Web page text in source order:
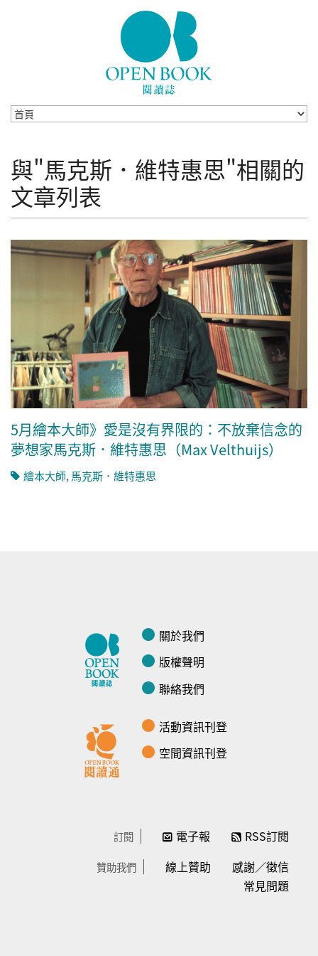
與"馬克斯．維特惠思"相關的
文章列表
5月繪本大師》愛是沒有界限的：不放棄信念的
夢想家馬克斯．維特惠思（Max Velthuijs）
繪本大師,馬克斯．維特惠思
關於我們
版權聲明
聯絡我們
活動資訊刊登
空間資訊刊登
訂閱 電子報 RSS訂閱
贊助我們 線上贊助
感謝／徵信
常見問題